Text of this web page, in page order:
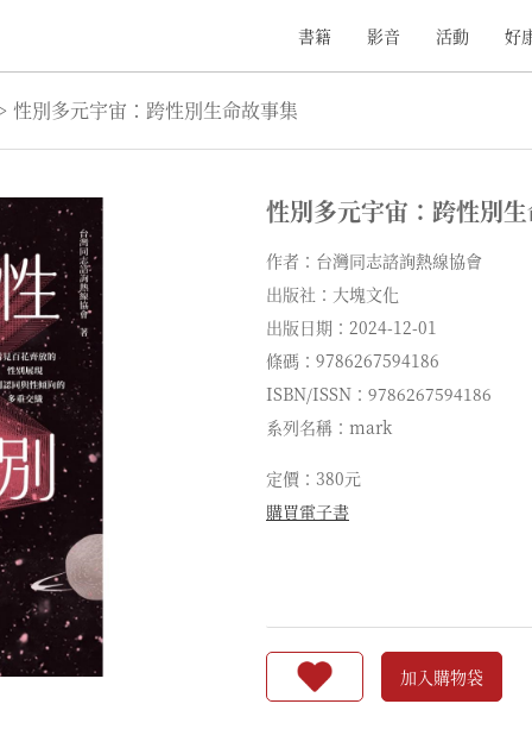
書籍 影音 活動 好
性別多元宇宙：跨性別生命故事集
性別多元宇宙：跨性別
作者：台灣同志諮詢熱線協會
出版社：大塊文化
出版日期：2024-12-01
條碼：9786267594186
ISBN/ISSN：9786267594186
系列名稱：mark
定價：380元
購買電子書
加入購物袋